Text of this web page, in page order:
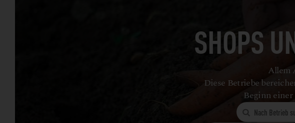
SHOPS
Allem
Diese Betriebe
Beginn
